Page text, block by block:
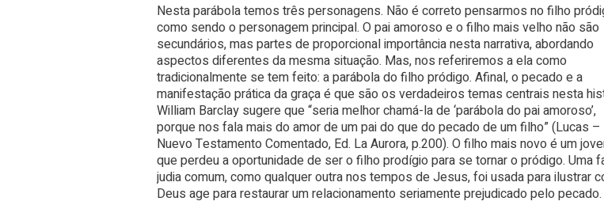
Nesta parábola temos três personagens. Não é correto pensarmos no filho
como sendo o personagem principal. O pai amoroso e o filho mais velho não são
secundários, mas partes de proporcional importância nesta narrativa, abordando
aspectos diferentes da mesma situação. Mas, nos referiremos a ela como
tradicionalmente se tem feito: a parábola do filho pródigo. Afinal, o pecado e a
manifestação prática da graça é que são os verdadeiros temas centrais nesta
William Barclay sugere que “seria melhor chamá-la de ‘parábola do pai amoroso’,
porque nos fala mais do amor de um pai do que do pecado de um filho” (Lucas –
Nuevo Testamento Comentado, Ed. La Aurora, p.200). O filho mais novo é um
que perdeu a oportunidade de ser o filho prodígio para se tornar o pródigo. Uma
judia comum, como qualquer outra nos tempos de Jesus, foi usada para ilustrar
Deus age para restaurar um relacionamento seriamente prejudicado pelo pecado.